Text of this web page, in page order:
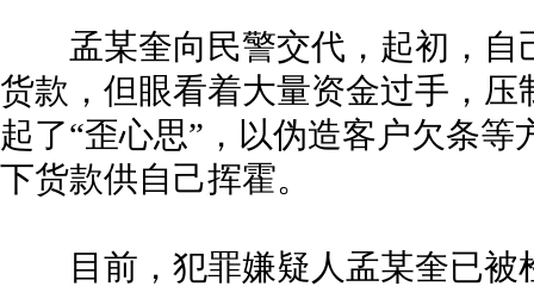
孟某奎向民警交代，起初，自
货款，但眼看着大量资金过手，压
起了“歪心思”，以伪造客户欠条
下货款供自己挥霍。
目前，犯罪嫌疑人孟某奎已被